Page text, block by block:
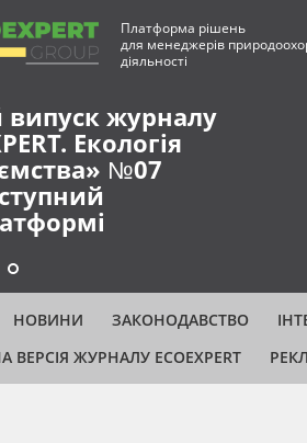
випуск журналу
Екологія
№07
Платформа рішень
для менеджерів
діяльності
НОВИНИ ЗАКОНОДАВСТВО
ВЕРСІЯ ЖУРНАЛУ ECOEXPERT